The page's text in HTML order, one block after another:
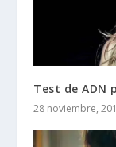
Test de ADN
28 noviembre,